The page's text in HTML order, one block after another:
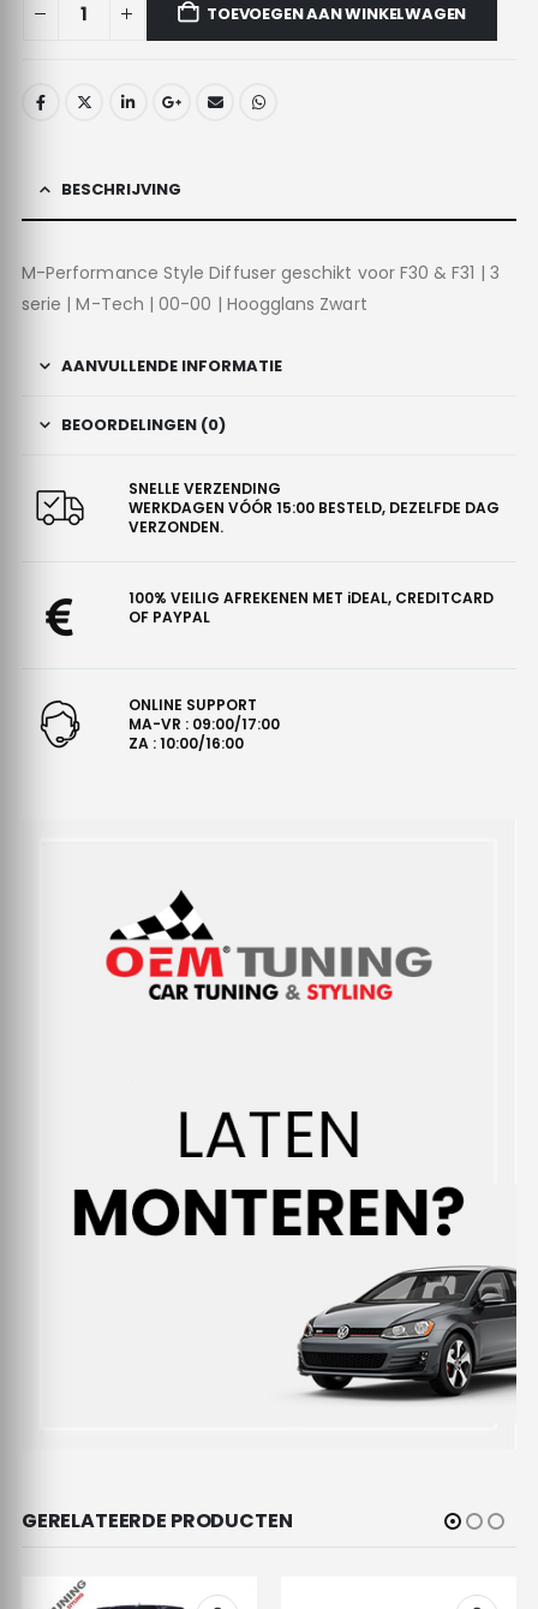
TOEVOEGEN AAN WINKELWAGEN
BESCHRIJVING
M-Performance Style Diffuser geschikt voor F30 & F31 | 3
serie | M-Tech | 00-00 | Hoogglans Zwart
AANVULLENDE INFORMATIE
BEOORDELINGEN (0)
SNELLE VERZENDING
WERKDAGEN VÓÓR 15:00 BESTELD, DEZELFDE DAG
VERZONDEN.
100% VEILIG AFREKENEN MET iDEAL, CREDITCARD
OF PAYPAL
ONLINE SUPPORT
MA-VR : 09:00/17:00
ZA : 10:00/16:00
GERELATEERDE PRODUCTEN